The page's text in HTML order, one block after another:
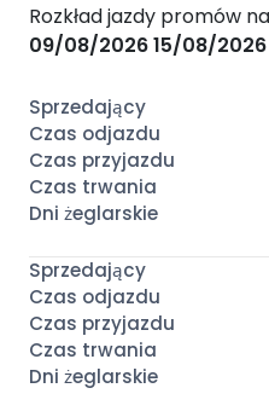
Rozkład jazdy promów
09/08/202615/08/2026